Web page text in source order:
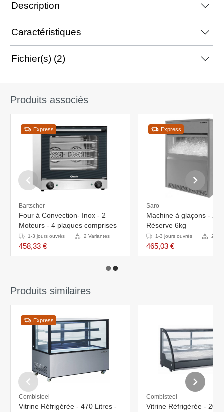
Description
Caractéristiques
Fichier(s) (2)
Produits associés
Express
Bartscher
Four à Convection- Inox - 2
Moteurs - 4 plaques comprises
1-3 jours ouvrés 2 Variantes
458,33 €
Express
Saro
Machine à glaçons -
Réserve 6kg
1-3 jours ouvrés 2
465,03 €
Produits similaires
Express
Combisteel
Vitrine Réfrigérée - 470 Litres -
Combisteel
Vitrine Réfrigérée - 201